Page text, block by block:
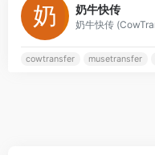
奶牛快传
cowtransfer musetransfer